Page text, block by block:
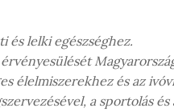
és lelki egészséghez.
élelmiszerekhez és az
a sportolás